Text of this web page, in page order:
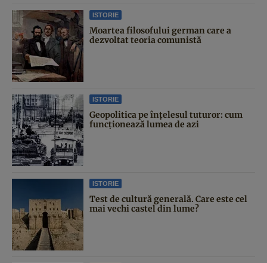
ISTORIE
Moartea filosofului german care a
dezvoltat teoria comunistă
ISTORIE
Geopolitica pe înțelesul tuturor: cum
funcționează lumea de azi
ISTORIE
Test de cultură generală. Care este cel
mai vechi castel din lume?